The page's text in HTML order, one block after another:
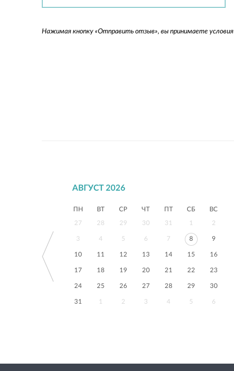
Нажимая кнопку «Отправить отзыв», вы принимаете условия
АВГУСТ 2026
ПН ВТ СР ЧТ ПТ СБ ВС
27 28 29 30 31 1 2
3 4 5 6 7 8 9
10 11 12 13 14 15 16
17 18 19 20 21 22 23
24 25 26 27 28 29 30
31 1 2 3 4 5 6